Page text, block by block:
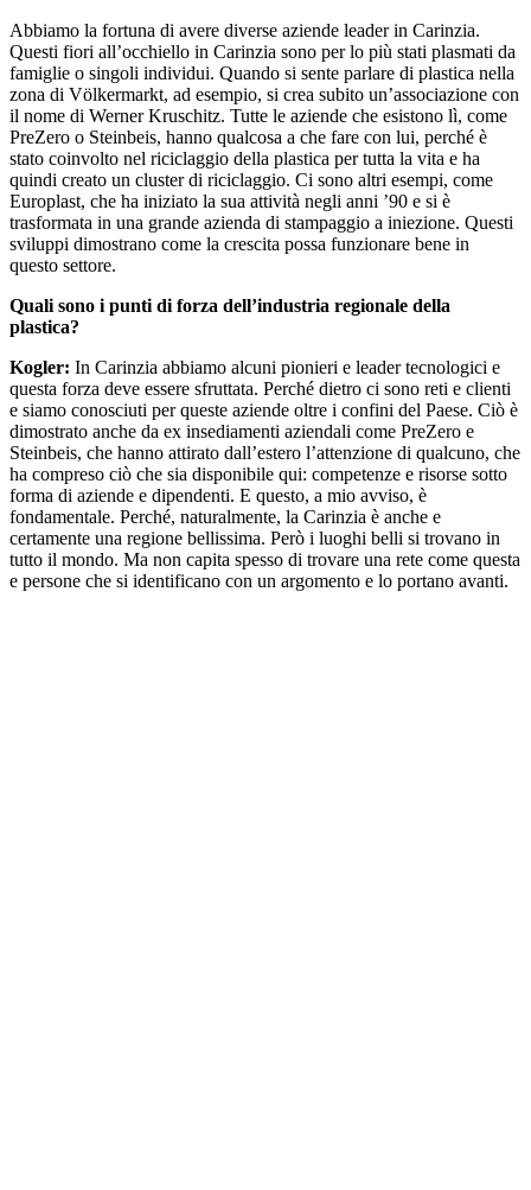
Abbiamo la fortuna di avere diverse aziende leader in Carinzia.
Questi fiori all’occhiello in Carinzia sono per lo più stati plasmati da
famiglie o singoli individui. Quando si sente parlare di plastica nella
zona di Völkermarkt, ad esempio, si crea subito un’associazione con
il nome di Werner Kruschitz. Tutte le aziende che esistono lì, come
PreZero o Steinbeis, hanno qualcosa a che fare con lui, perché è
stato coinvolto nel riciclaggio della plastica per tutta la vita e ha
quindi creato un cluster di riciclaggio. Ci sono altri esempi, come
Europlast, che ha iniziato la sua attività negli anni ’90 e si è
trasformata in una grande azienda di stampaggio a iniezione. Questi
sviluppi dimostrano come la crescita possa funzionare bene in
questo settore.
Quali sono i punti di forza dell’industria regionale della
plastica?
Kogler: In Carinzia abbiamo alcuni pionieri e leader tecnologici e
questa forza deve essere sfruttata. Perché dietro ci sono reti e clienti
e siamo conosciuti per queste aziende oltre i confini del Paese. Ciò è
dimostrato anche da ex insediamenti aziendali come PreZero e
Steinbeis, che hanno attirato dall’estero l’attenzione di qualcuno, che
ha compreso ciò che sia disponibile qui: competenze e risorse sotto
forma di aziende e dipendenti. E questo, a mio avviso, è
fondamentale. Perché, naturalmente, la Carinzia è anche e
certamente una regione bellissima. Però i luoghi belli si trovano in
tutto il mondo. Ma non capita spesso di trovare una rete come questa
e persone che si identificano con un argomento e lo portano avanti.